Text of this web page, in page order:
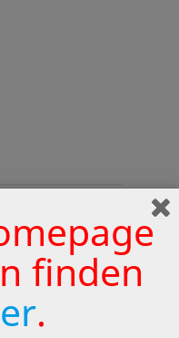
finden
.